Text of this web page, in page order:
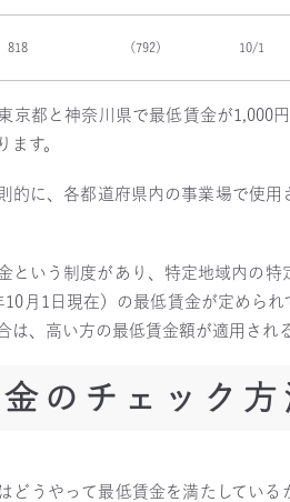
818 （792） 10/1
京都と神奈川県で最低賃金が1,000
ます。
的に、各都道府県内の事業場で使
という制度があり、特定地域内の
10月1日現在）の最低賃金が定めら
は、高い方の最低賃金額が適用され
のチェック方
どうやって最低賃金を満たしてい